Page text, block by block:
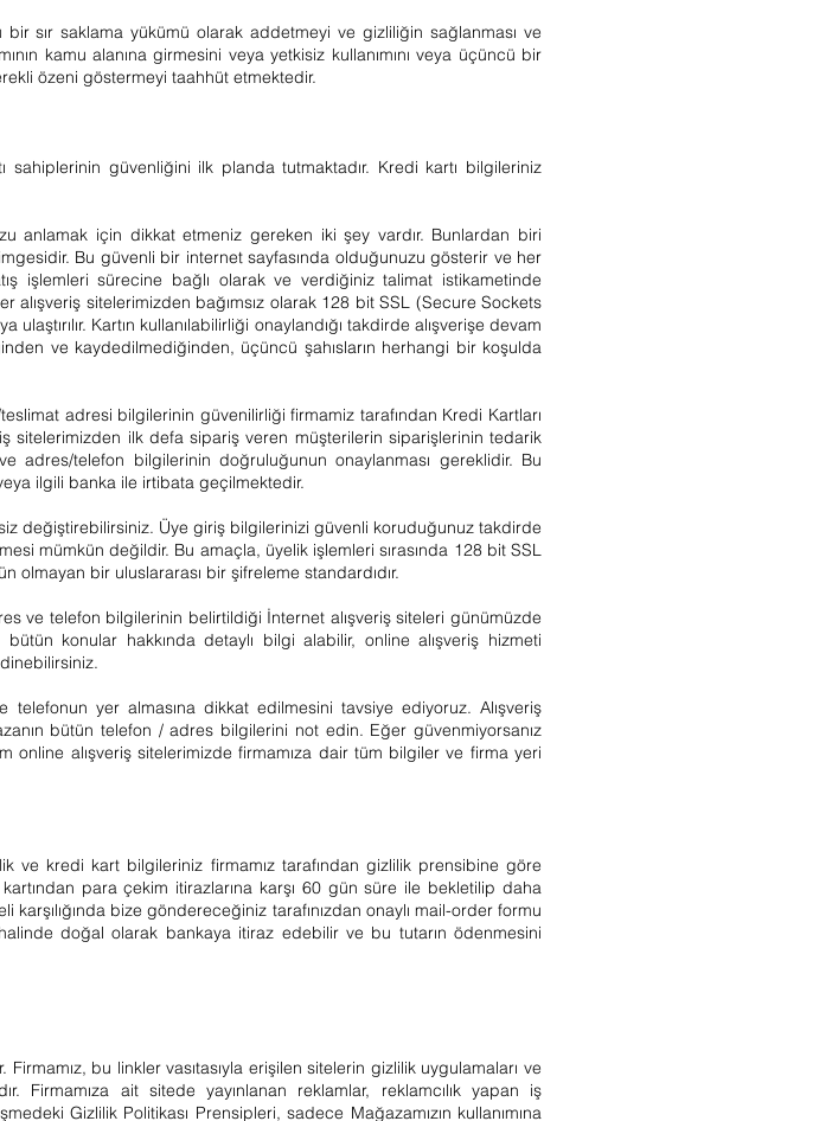
sır saklama yükümü olarak addetmeyi ve gizliliğin sağlanması ve
kamu alanına girmesini veya yetkisiz kullanımını veya üçüncü bir
özeni göstermeyi taahhüt etmektedir.
sahiplerinin güvenliğini ilk planda tutmaktadır. Kredi kartı bilgileriniz
anlamak için dikkat etmeniz gereken iki şey vardır. Bunlardan biri
Bu güvenli bir internet sayfasında olduğunuzu gösterir ve her
işlemleri sürecine bağlı olarak ve verdiğiniz talimat istikametinde
alışveriş sitelerimizden bağımsız olarak 128 bit SSL (Secure Sockets
Kartın kullanılabilirliği onaylandığı takdirde alışverişe devam
ve kaydedilmediğinden, üçüncü şahısların herhangi bir koşulda
adresi bilgilerinin güvenilirliği firmamiz tarafından Kredi Kartları
sitelerimizden ilk defa sipariş veren müşterilerin siparişlerinin tedarik
adres/telefon bilgilerinin doğruluğunun onaylanması gereklidir. Bu
ilgili banka ile irtibata geçilmektedir.
değiştirebilirsiniz. Üye giriş bilgilerinizi güvenli koruduğunuz takdirde
mümkün değildir. Bu amaçla, üyelik işlemleri sırasında 128 bit SSL
olmayan bir uluslararası bir şifreleme standardıdır.
ve telefon bilgilerinin belirtildiği İnternet alışveriş siteleri günümüzde
konular hakkında detaylı bilgi alabilir, online alışveriş hizmeti
telefonun yer almasına dikkat edilmesini tavsiye ediyoruz. Alışveriş
bütün telefon / adres bilgilerini not edin. Eğer güvenmiyorsanız
online alışveriş sitelerimizde firmamıza dair tüm bilgiler ve firma yeri
ve kredi kart bilgileriniz firmamız tarafından gizlilik prensibine göre
para çekim itirazlarına karşı 60 gün süre ile bekletilip daha
bize göndereceğiniz tarafınızdan onaylı mail-order formu
doğal olarak bankaya itiraz edebilir ve bu tutarın ödenmesini
bu linkler vasıtasıyla erişilen sitelerin gizlilik uygulamaları ve
Firmamıza ait sitede yayınlanan reklamlar, reklamcılık yapan iş
Gizlilik Politikası Prensipleri, sadece Mağazamızın kullanımına